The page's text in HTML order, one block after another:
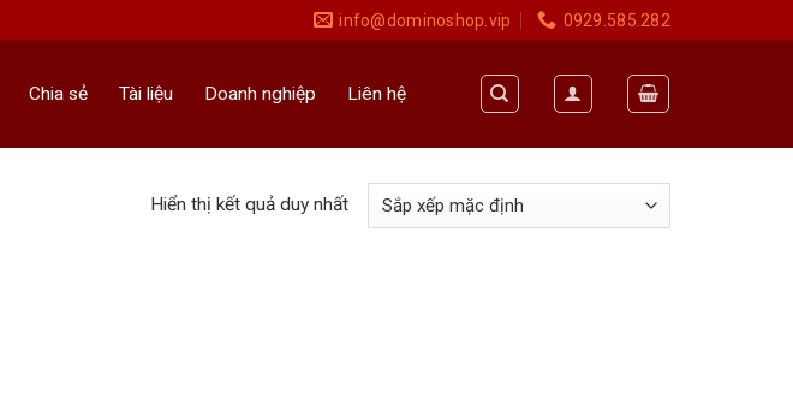
info@dominoshop.vip 0929.585.282
Chia sẻ Tài liệu Doanh nghiệp Liên hệ
Hiển thị kết quả duy nhất